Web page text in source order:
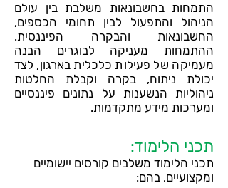
התמחות בחשבונאות משלבת בין עולם
הניהול והתפעול לבין תחומי הכספים,
החשבונאות והבקרה הפיננסית.
ההתמחות מעניקה לבוגרים הבנה
מעמיקה של פעילות כלכלית בארגון, לצד
יכולת ניתוח, בקרה וקבלת החלטות
ניהוליות הנשענות על נתונים פיננסיים
ומערכות מידע מתקדמות.
תכני הלימוד:
תכני הלימוד משלבים קורסים יישומיים
ומקצועיים, בהם: